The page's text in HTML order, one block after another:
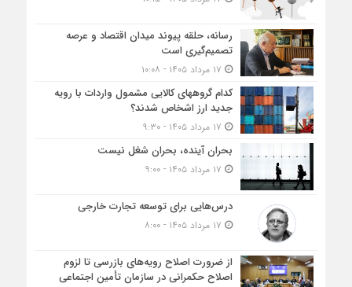
رسانه، حلقه پیوند میدان اقتصاد و عرصه
تصمیم‌گیری است
کدام گروههای کالایی مشمول واردات با رویه
جدید ارز اشخاص شدند؟
بحران آینده، بحران شغل نیست
درس‌هایی برای توسعه تجارت خارجی
از ضرورت اصلاح رویه‌های بازرسی تا لزوم
اصلاح حکمرانی در سازمان تأمین اجتماعی